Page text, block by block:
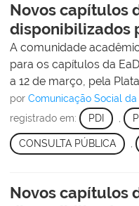
Novos capítulos
disponibilizados
A comunidade
para os capítulos da
a 12 de março, pela
por Comunicação Social da
registrado em: PDI ,
CONSULTA PÚBLICA
Novos capítulos